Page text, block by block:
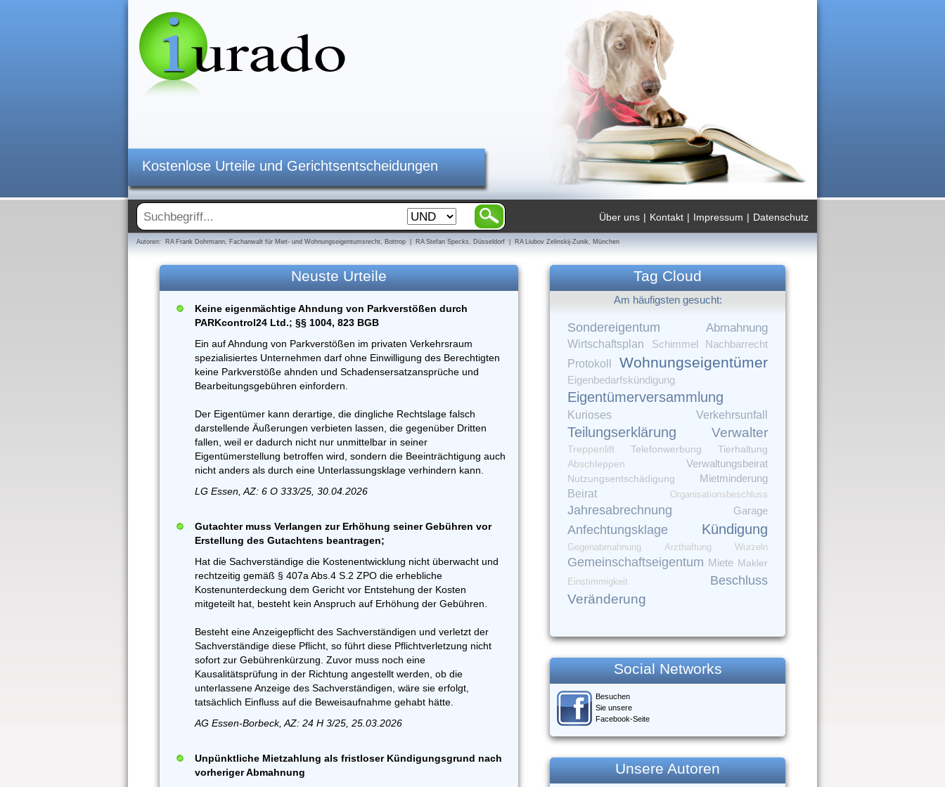
Kostenlose Urteile und Gerichtsentscheidungen
Datenschutz
|
Impressum
|
Kontakt
|
Über uns
Autoren: RA Frank Dohrmann, Fachanwalt für Miet- und Wohnungseigentumsrecht, Bottrop | RA Stefan Specks, Düsseldorf | RA Liubov Zelinskij-Zunik, München
Neuste Urteile
Keine eigenmächtige Ahndung von Parkverstößen durch
PARKcontrol24 Ltd.; §§ 1004, 823 BGB
Ein auf Ahndung von Parkverstößen im privaten Verkehrsraum
spezialisiertes Unternehmen darf ohne Einwilligung des Berechtigten
keine Parkverstöße ahnden und Schadensersatzansprüche und
Bearbeitungsgebühren einfordern.
Der Eigentümer kann derartige, die dingliche Rechtslage falsch
darstellende Äußerungen verbieten lassen, die gegenüber Dritten
fallen, weil er dadurch nicht nur unmittelbar in seiner
Eigentümerstellung betroffen wird, sondern die Beeinträchtigung auch
nicht anders als durch eine Unterlassungsklage verhindern kann.
LG Essen, AZ: 6 O 333/25, 30.04.2026
Gutachter muss Verlangen zur Erhöhung seiner Gebühren vor
Erstellung des Gutachtens beantragen;
Hat die Sachverständige die Kostenentwicklung nicht überwacht und
rechtzeitig gemäß § 407a Abs.4 S.2 ZPO die erhebliche
Kostenunterdeckung dem Gericht vor Entstehung der Kosten
mitgeteilt hat, besteht kein Anspruch auf Erhöhung der Gebühren.
Besteht eine Anzeigepflicht des Sachverständigen und verletzt der
Sachverständige diese Pflicht, so führt diese Pflichtverletzung nicht
sofort zur Gebührenkürzung. Zuvor muss noch eine
Kausalitätsprüfung in der Richtung angestellt werden, ob die
unterlassene Anzeige des Sachverständigen, wäre sie erfolgt,
tatsächlich Einfluss auf die Beweisaufnahme gehabt hätte.
AG Essen-Borbeck, AZ: 24 H 3/25, 25.03.2026
Unpünktliche Mietzahlung als fristloser Kündigungsgrund nach
vorheriger Abmahnung
Tag Cloud
Am häufigsten gesucht:
Sondereigentum Abmahnung
Wirtschaftsplan Schimmel Nachbarrecht
Protokoll Wohnungseigentümer
Eigenbedarfskündigung
Eigentümerversammlung
Kurioses Verkehrsunfall
Teilungserklärung Verwalter
Treppenlift Telefonwerbung Tierhaltung
Abschleppen Verwaltungsbeirat
Nutzungsentschädigung
Mietminderung
Beirat
Organisationsbeschluss
Jahresabrechnung Garage
Anfechtungsklage Kündigung
Gegenabmahnung Arzthaftung Wurzeln
Gemeinschaftseigentum Miete Makler
Einstimmigkeit
Beschluss
Veränderung
Social Networks
Besuchen
Sie unsere
Facebook-Seite
Unsere Autoren